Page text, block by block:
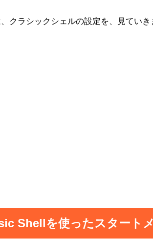
クラシックシェルの設定を、見ていき
Shellを使ったスタート